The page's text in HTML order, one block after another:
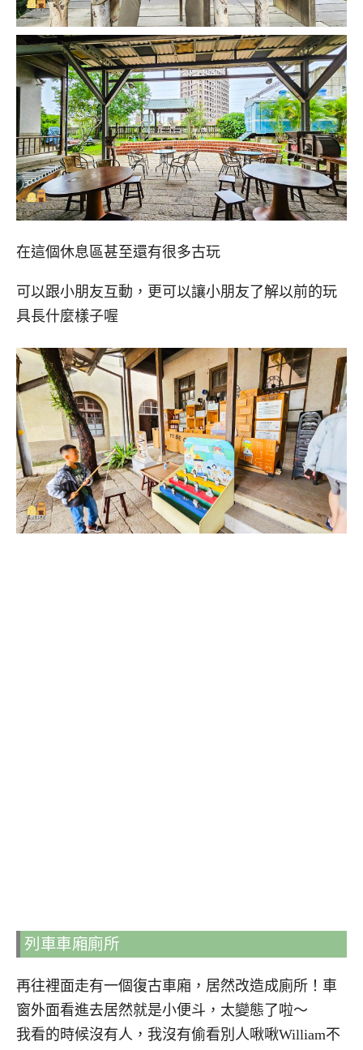
在這個休息區甚至還有很多古玩
可以跟小朋友互動，更可以讓小朋友了解以前的玩
具長什麼樣子喔
列車車廂廁所
再往裡面走有一個復古車廂，居然改造成廁所！車
窗外面看進去居然就是小便斗，太變態了啦～
我看的時候沒有人，我沒有偷看別人啾啾William不